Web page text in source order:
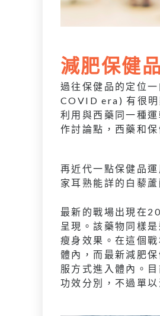
減肥保健
過往保健品的定位
COVID era) 有很明
利用與西藥同一種
作討論點，西藥和
再近代一點保健品
家耳熟能詳的白藜
最新的戰場出現在
呈現。該藥物同樣
瘦身效果。在這個
體內，而最新減肥
服方式進入體內。
功效分別，不過單